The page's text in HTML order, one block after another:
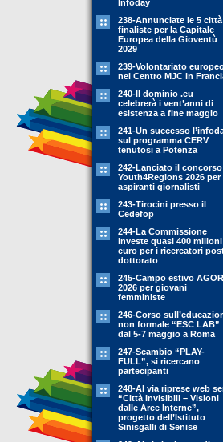
Infoday
238-Annunciate le 5 città
finaliste per la Capitale
Europea della Gioventù
2029
239-Volontariato
nel Centro MJC in
240-Il dominio .eu
celebrerà i vent’anni di
esistenza a fine maggio
241-Un successo
sul programma CERV
tenutosi a Potenza
242-Lanciato il concorso
Youth4Regions 2026 per
aspiranti giornalisti
243-Tirocini presso il
Cedefop
244-La Commissione
investe quasi 400
euro per i ricercatori
dottorato
245-Campo estivo
2026 per giovani
femministe
246-Corso
non formale “ESC LAB”
dal 5-7 maggio a Roma
247-Scambio “PLAY-
FULL”, si ricercano
partecipanti
248-Al via riprese web
“Città Invisibili – Visioni
dalle Aree Interne”,
progetto dell’Istituto
Sinisgalli di Senise